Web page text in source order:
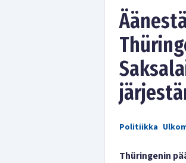
Politiikka
Thüringenin